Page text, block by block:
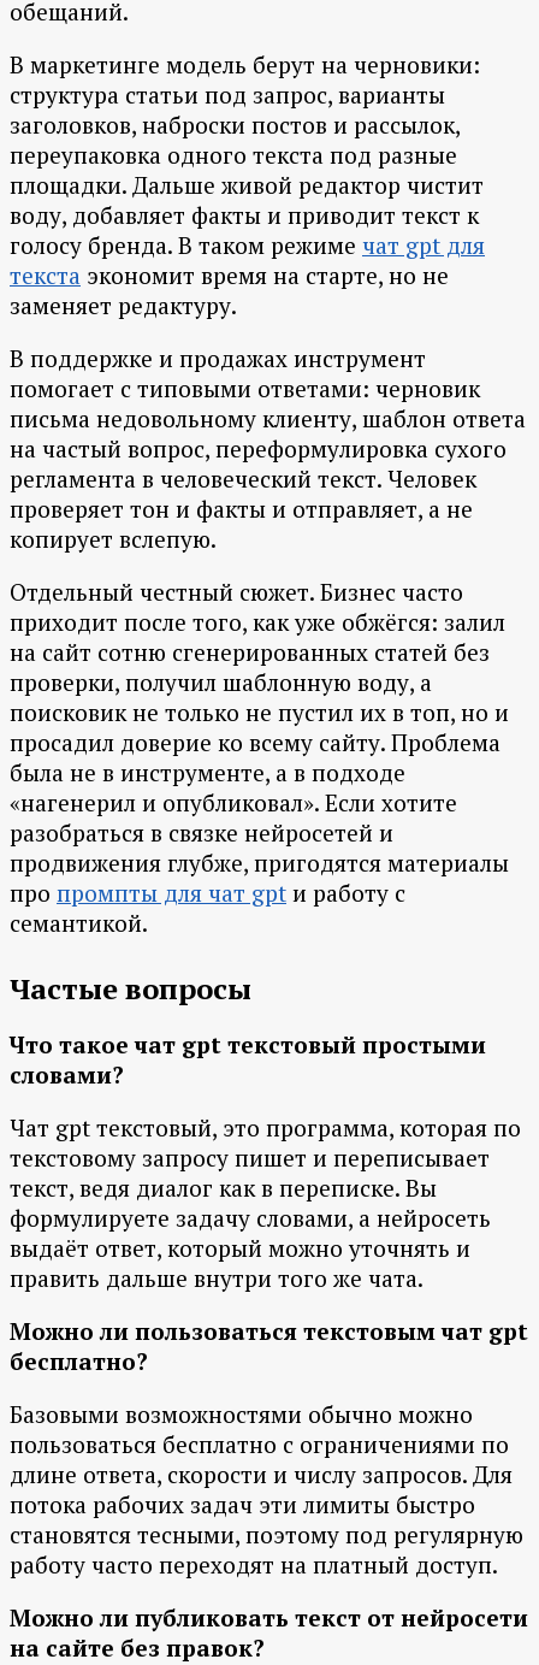
обещаний.
В маркетинге модель берут на черновики:
структура статьи под запрос, варианты
заголовков, наброски постов и рассылок,
переупаковка одного текста под разные
площадки. Дальше живой редактор чистит
воду, добавляет факты и приводит текст к
голосу бренда. В таком режиме чат gpt для
текста экономит время на старте, но не
заменяет редактуру.
В поддержке и продажах инструмент
помогает с типовыми ответами: черновик
письма недовольному клиенту, шаблон ответа
на частый вопрос, переформулировка сухого
регламента в человеческий текст. Человек
проверяет тон и факты и отправляет, а не
копирует вслепую.
Отдельный честный сюжет. Бизнес часто
приходит после того, как уже обжёгся: залил
на сайт сотню сгенерированных статей без
проверки, получил шаблонную воду, а
поисковик не только не пустил их в топ, но и
просадил доверие ко всему сайту. Проблема
была не в инструменте, а в подходе
«нагенерил и опубликовал». Если хотите
разобраться в связке нейросетей и
продвижения глубже, пригодятся материалы
про промпты для чат gpt и работу с
семантикой.
Частые вопросы
Что такое чат gpt текстовый простыми
словами?
Чат gpt текстовый, это программа, которая по
текстовому запросу пишет и переписывает
текст, ведя диалог как в переписке. Вы
формулируете задачу словами, а нейросеть
выдаёт ответ, который можно уточнять и
править дальше внутри того же чата.
Можно ли пользоваться текстовым чат gpt
бесплатно?
Базовыми возможностями обычно можно
пользоваться бесплатно с ограничениями по
длине ответа, скорости и числу запросов. Для
потока рабочих задач эти лимиты быстро
становятся тесными, поэтому под регулярную
работу часто переходят на платный доступ.
Можно ли публиковать текст от нейросети
на сайте без правок?